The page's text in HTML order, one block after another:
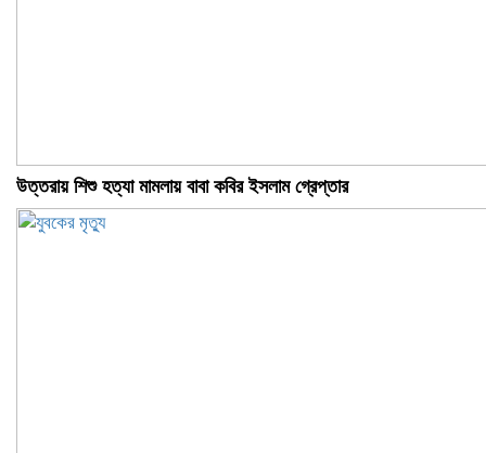
উত্তরায় শিশু হত্যা মামলায় বাবা কবির ইসলাম গ্রেপ্তার